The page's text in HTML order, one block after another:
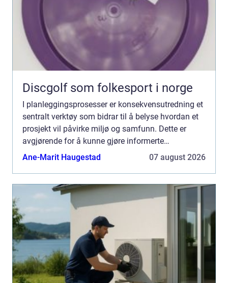
Discgolf som folkesport i norge
I planleggingsprosesser er konsekvensutredning et
sentralt verktøy som bidrar til å belyse hvordan et
prosjekt vil påvirke miljø og samfunn. Dette er
avgjørende for å kunne gjøre informerte
beslutninger s...
Ane-Marit Haugestad 07 august 2026